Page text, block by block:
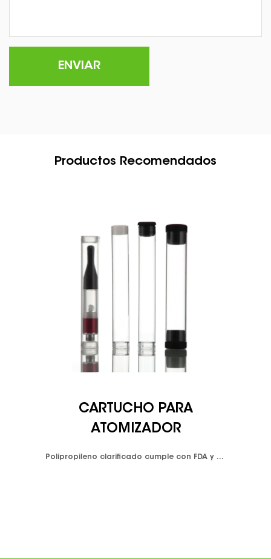
Productos Recomendados
CARTUCHO PARA
ATOMIZADOR
Polipropileno clarificado cumple con FDA y LFGB. Color disponible: blanco opaco y negro opaco y personalizado.